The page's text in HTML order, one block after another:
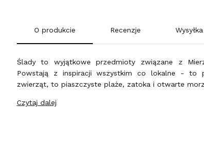
ΕΛΛΆΔΑ (€)
NEDERLAND (€)
O produkcie Recenzje
Ślady to wyjątkowe przedmioty związane z
Powstają z inspiracji wszystkim co lokalne - to
zwierząt, to piaszczyste plaże, zatoka i otwarte
Czytaj dalej